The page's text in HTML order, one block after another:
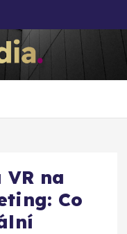
růst a podnikání
na
Co